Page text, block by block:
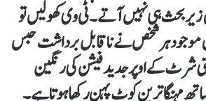
زیر بحث ہی نہیں آتے۔ ٹی وی کھولیں تو
موجود ہر شخص نے ناقابل برداشت حبس
شرٹ کے اوپر جدید فیشن کی رنگین
مہنگا ترین کوٹ پہن رکھا ہوتا ہے۔